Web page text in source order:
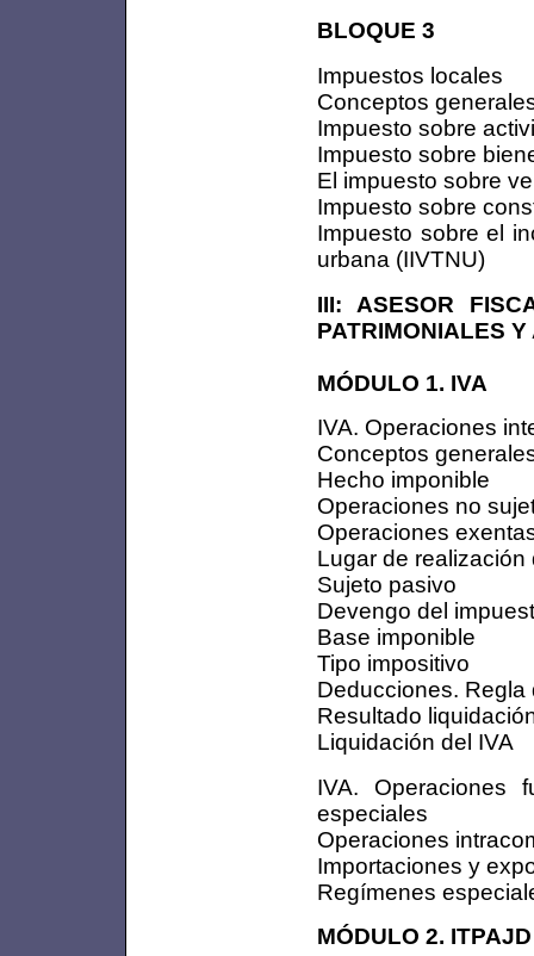
BLOQUE 3
Impuestos locales
Conceptos
Impuesto sobre
Impuesto sobre
El impuesto sobre
Impuesto sobre
Impuesto sobre el
urbana (IIVTNU)
III: ASESOR
PATRIMONIALES
MÓDULO 1. IVA
IVA. Operaciones
Conceptos
Hecho imponible
Operaciones no
Operaciones
Lugar de
Sujeto pasivo
Devengo del
Base imponible
Tipo impositivo
Deducciones. Regla
Resultado
Liquidación del IVA
IVA. Operaciones
especiales
Operaciones
Importaciones y
Regímenes
MÓDULO 2. ITPAJD